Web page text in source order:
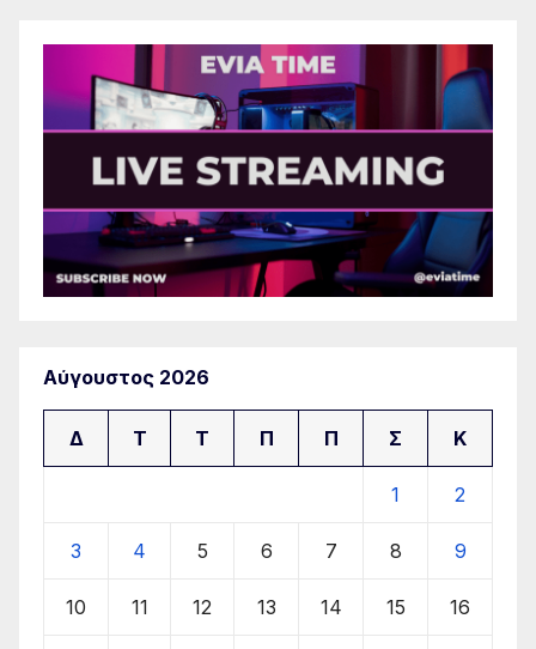
Αύγουστος 2026
Δ Τ Τ Π Π Σ Κ
1 2
3 4 5 6 7 8 9
10 11 12 13 14 15 16